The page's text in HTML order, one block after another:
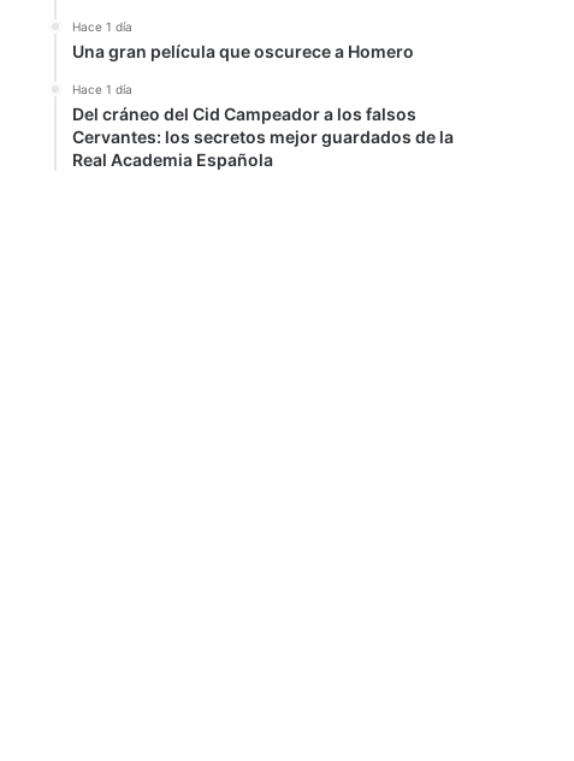
Hace 1 día
Una gran película que oscurece a Homero
Hace 1 día
Del cráneo del Cid Campeador a los falsos
Cervantes: los secretos mejor guardados de la
Real Academia Española